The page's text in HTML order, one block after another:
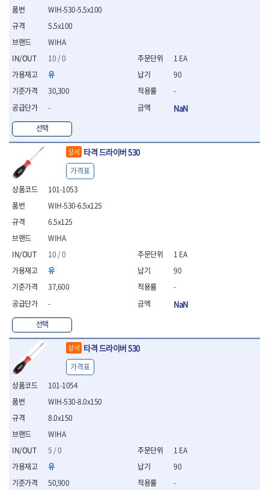
- 방폭라쳇핸들
- 방폭함마스패너
- 절연일자드라이버
- 절연별드라이버
- 절연드라이버세트
- 라쳇케이블커터
- 자동스트리퍼
- 케이블스트리퍼
- 압착기
- 핀셋
- 절연공구세트
- 절연비트홀다
- 방폭망치
- 절연L렌치
- 절연펜치
- 절연니퍼
- 절연비트
- 절연드라이버교체날
- 절연공구세트
- 절연볼트커터
- 절연아답타
- 절연펀치
- 방폭연결대
- 방폭옵셋렌치
- 방폭니퍼
- 방폭플라이어
- 방폭가위
- 방폭렌치
- 방폭스패너
- 방폭비트소켓
- 방폭아답타
WIHA
10 / 0
유
30,300
-
선택
WIH-530-5.5x100
5.5x100
1 EA
90
-
NaN
상세 타격 드라이버 530
101-1053
WIHA
10 / 0
유
37,600
-
선택
WIH-530-6.5x125
6.5x125
가격표
1 EA
90
-
NaN
상세 타격 드라이버 530
101-1054
WIHA
5 / 0
유
50,900
WIH-530-8.0x150
8.0x150
가격표
1 EA
90
-